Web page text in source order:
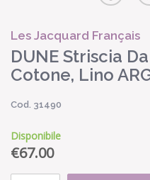
Les Jacquard Français
DUNE Striscia
Cotone, Lino
Cod. 31490
Disponibile
€67.00